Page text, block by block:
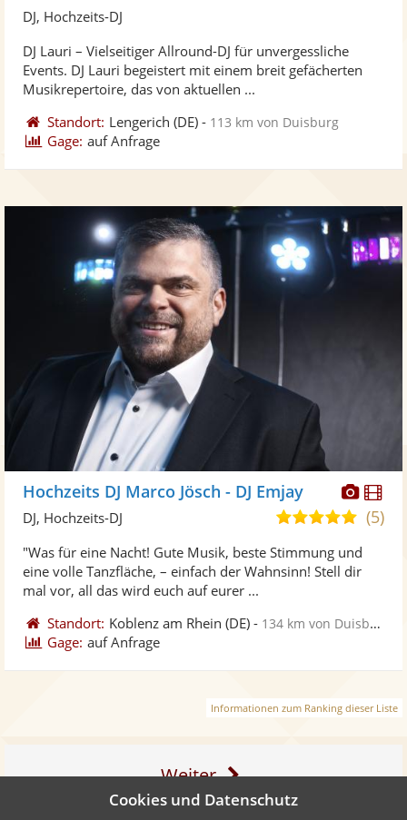
DJ, Hochzeits-DJ
DJ Lauri – Vielseitiger Allround-DJ für unvergessliche
Events. DJ Lauri begeistert mit einem breit gefächerten
Musikrepertoire, das von aktuellen ...
Standort: Lengerich (DE) - 113 km von Duisburg
Gage: auf Anfrage
Fotos
Hochzeits DJ Marco Jösch - DJ Emjay
5,0
5
(5)
DJ, Hochzeits-DJ
"Was für eine Nacht! Gute Musik, beste Stimmung und
eine volle Tanzfläche, – einfach der Wahnsinn! Stell dir
mal vor, all das wird euch auf eurer ...
Standort: Koblenz am Rhein (DE) - 134 km von Duisburg
Gage: auf Anfrage
Informationen zum Ranking dieser Liste
Weiter
Cookies und Datenschutz